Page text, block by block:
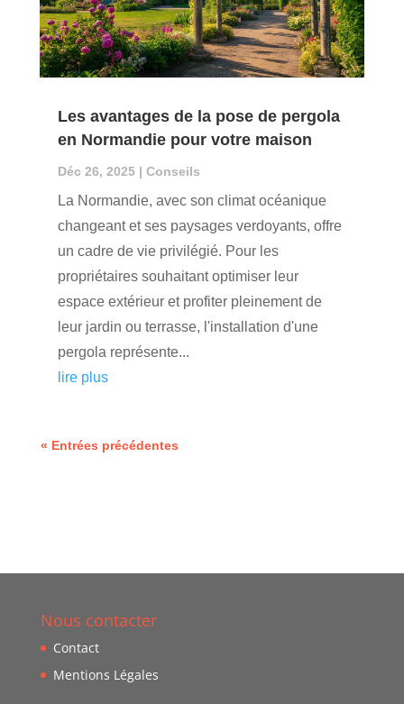
Les avantages de la pose de pergola
en Normandie pour votre maison
Déc 26, 2025| Conseils
La Normandie, avec son climat océanique
changeant et ses paysages verdoyants, offre
un cadre de vie privilégié. Pour les
propriétaires souhaitant optimiser leur
espace extérieur et profiter pleinement de
leur jardin ou terrasse, l'installation d'une
pergola représente...
lire plus
« Entrées précédentes
Nous contacter
Contact
Mentions Légales